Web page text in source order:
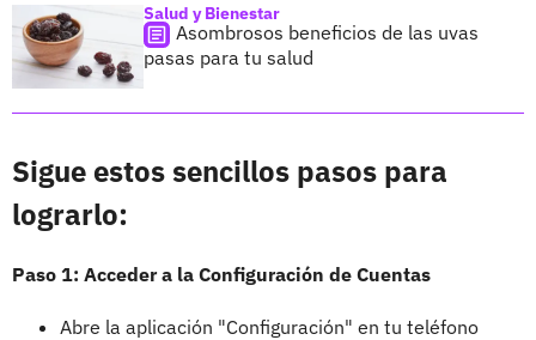
Salud y Bienestar
Asombrosos beneficios de las uvas
pasas para tu salud
Sigue estos sencillos pasos para
lograrlo:
Paso 1: Acceder a la Configuración de Cuentas
Abre la aplicación "Configuración" en tu teléfono